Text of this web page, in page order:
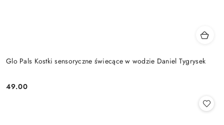
Glo Pals Kostki sensoryczne świecące w wodzie Daniel Tygrysek
Cena:
49.00